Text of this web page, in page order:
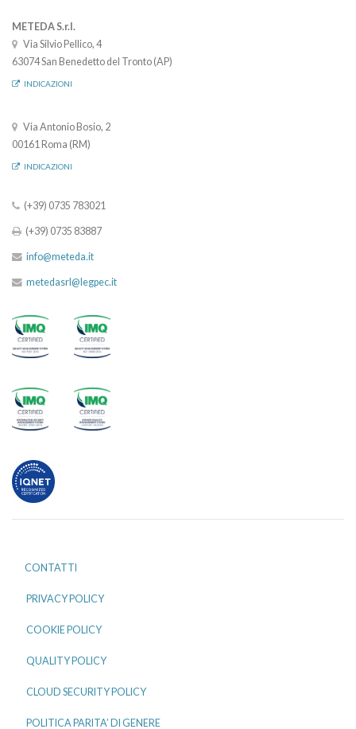
METEDA S.r.l.
Via Silvio Pellico, 4
63074 San Benedetto del Tronto (AP)
INDICAZIONI
Via Antonio Bosio, 2
00161 Roma (RM)
INDICAZIONI
(+39) 0735 783021
(+39) 0735 83887
info@meteda.it
metedasrl@legpec.it
CONTATTI
PRIVACY POLICY
COOKIE POLICY
QUALITY POLICY
CLOUD SECURITY POLICY
POLITICA PARITA’ DI GENERE